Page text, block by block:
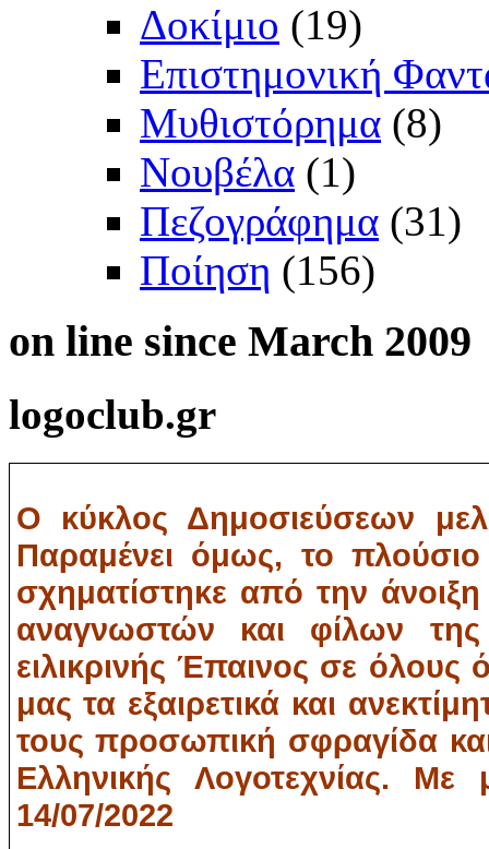
Δοκίμιο (19)
Επιστημονική
Μυθιστόρημα (8)
Νουβέλα (1)
Πεζογράφημα (31)
Ποίηση (156)
on line since March 2009
logoclub.gr
Ο κύκλος Δημοσιεύσεων
Παραμένει όμως, το
σχηματίστηκε από την
αναγνωστών και φίλων της
ειλικρινής Έπαινος σε όλους
μας τα εξαιρετικά και
τους προσωπική σφραγίδα και
Ελληνικής Λογοτεχνίας.
14/07/2022